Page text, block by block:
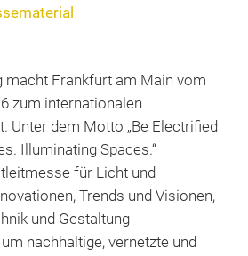
macht Frankfurt am Main vom
zum internationalen
Unter dem Motto „Be Electrified
Illuminating Spaces.“
für Licht und
Trends und Visionen,
und Gestaltung
nachhaltige, vernetzte und